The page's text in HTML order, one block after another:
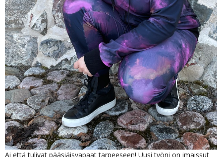
Ai että tulivat pääsiäisvapaat tarpeeseen! Uusi työni on imaissut